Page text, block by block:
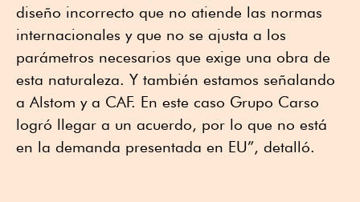
diseño incorrecto que no atiende las normas
internacionales y que no se ajusta a los
parámetros necesarios que exige una obra de
esta naturaleza. Y también estamos señalando
a Alstom y a CAF. En este caso Grupo Carso
logró llegar a un acuerdo, por lo que no está
en la demanda presentada en EU”, detalló.